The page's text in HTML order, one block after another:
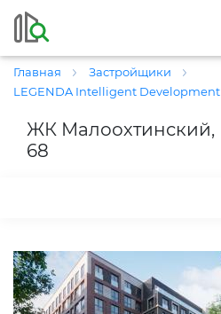
Главная
Застройщики
LEGENDA Intelligent Development
ЖК Малоохтинский,
68